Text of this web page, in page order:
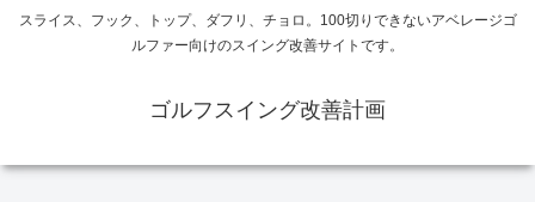
スライス、フック、トップ、ダフリ、チョロ。100切りできないアベレージゴ
ルファー向けのスイング改善サイトです。
ゴルフスイング改善計画